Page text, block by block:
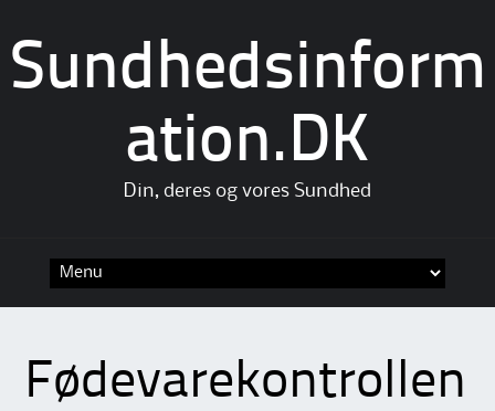
Sundhedsinform
ation.DK
Din, deres og vores Sundhed
Fødevarekontrollen